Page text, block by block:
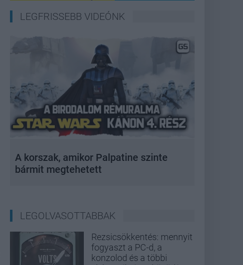
LEGFRISSEBB VIDEÓNK
A korszak, amikor Palpatine szinte
bármit megtehetett
LEGOLVASOTTABBAK
Rezsicsökkentés: mennyit
fogyaszt a PC-d, a
konzolod és a többi